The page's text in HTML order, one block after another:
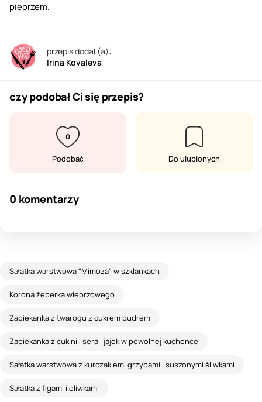
pieprzem.
przepis dodał (a):
Irina Kovaleva
czy podobał Ci się przepis?
0
Podobać Do ulubionych
0 komentarzy
Sałatka warstwowa "Mimoza" w szklankach
Korona żeberka wieprzowego
Zapiekanka z twarogu z cukrem pudrem
Zapiekanka z cukinii, sera i jajek w powolnej kuchence
Sałatka warstwowa z kurczakiem, grzybami i suszonymi śliwkami
Sałatka z figami i oliwkami